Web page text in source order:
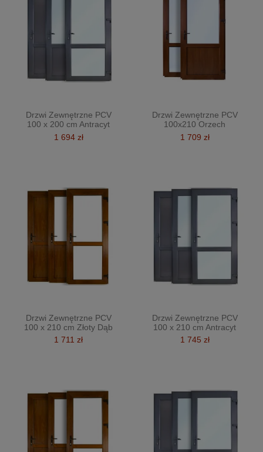
Drzwi Zewnętrzne PCV
100 x 200 cm Antracyt
1 694 zł
Drzwi Zewnętrzne PCV
100x210 Orzech
1 709 zł
Drzwi Zewnętrzne PCV
100 x 210 cm Złoty Dąb
1 711 zł
Drzwi Zewnętrzne PCV
100 x 210 cm Antracyt
1 745 zł